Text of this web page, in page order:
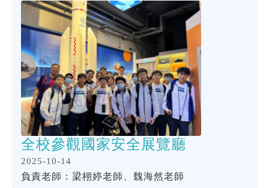
全校參觀國家安全展覽廳
2025-10-14
負責老師：梁栩婷老師、魏海然老師